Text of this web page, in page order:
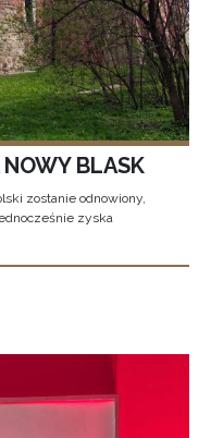
BLASK
zostanie odnowiony,
zyska